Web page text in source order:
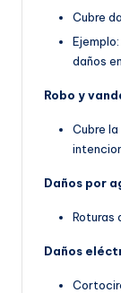
Cubre
daños
Robo y
Cubre
Daños por
Roturas
Daños